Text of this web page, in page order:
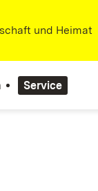
und Heimat
Service